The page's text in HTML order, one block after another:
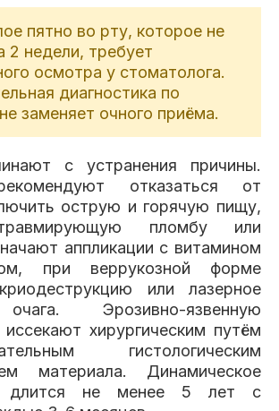
пятно во рту, которое не
2 недели, требует
осмотра у стоматолога.
диагностика по
заменяет очного приёма.
с устранения причины.
отказаться от
острую и горячую пищу,
пломбу или
аппликации с витамином
при веррукозной форме
или лазерное
Эрозивно-язвенную
хирургическим путём
гистологическим
материала. Динамическое
длится не менее 5 лет с